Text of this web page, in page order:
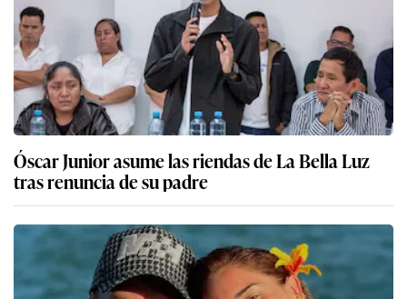
Óscar Junior asume las riendas de La Bella Luz
tras renuncia de su padre